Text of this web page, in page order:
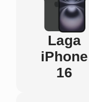
Laga
iPhone
16